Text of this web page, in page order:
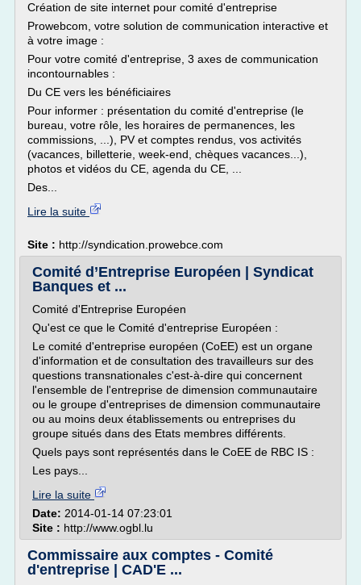
Création de site internet pour comité d'entreprise
Prowebcom, votre solution de communication interactive et
à votre image :
Pour votre comité d'entreprise, 3 axes de communication
incontournables :
Du CE vers les bénéficiaires
Pour informer : présentation du comité d'entreprise (le
bureau, votre rôle, les horaires de permanences, les
commissions, ...), PV et comptes rendus, vos activités
(vacances, billetterie, week-end, chèques vacances...),
photos et vidéos du CE, agenda du CE, ...
Des...
Lire la suite
Site : http://syndication.prowebce.com
Comité d’Entreprise Européen | Syndicat
Banques et ...
Comité d'Entreprise Européen
Qu'est ce que le Comité d'entreprise Européen :
Le comité d'entreprise européen (CoEE) est un organe
d'information et de consultation des travailleurs sur des
questions transnationales c'est-à-dire qui concernent
l'ensemble de l'entreprise de dimension communautaire
ou le groupe d'entreprises de dimension communautaire
ou au moins deux établissements ou entreprises du
groupe situés dans des Etats membres différents.
Quels pays sont représentés dans le CoEE de RBC IS :
Les pays...
Lire la suite
Date: 2014-01-14 07:23:01
Site : http://www.ogbl.lu
Commissaire aux comptes - Comité
d'entreprise | CAD'E ...